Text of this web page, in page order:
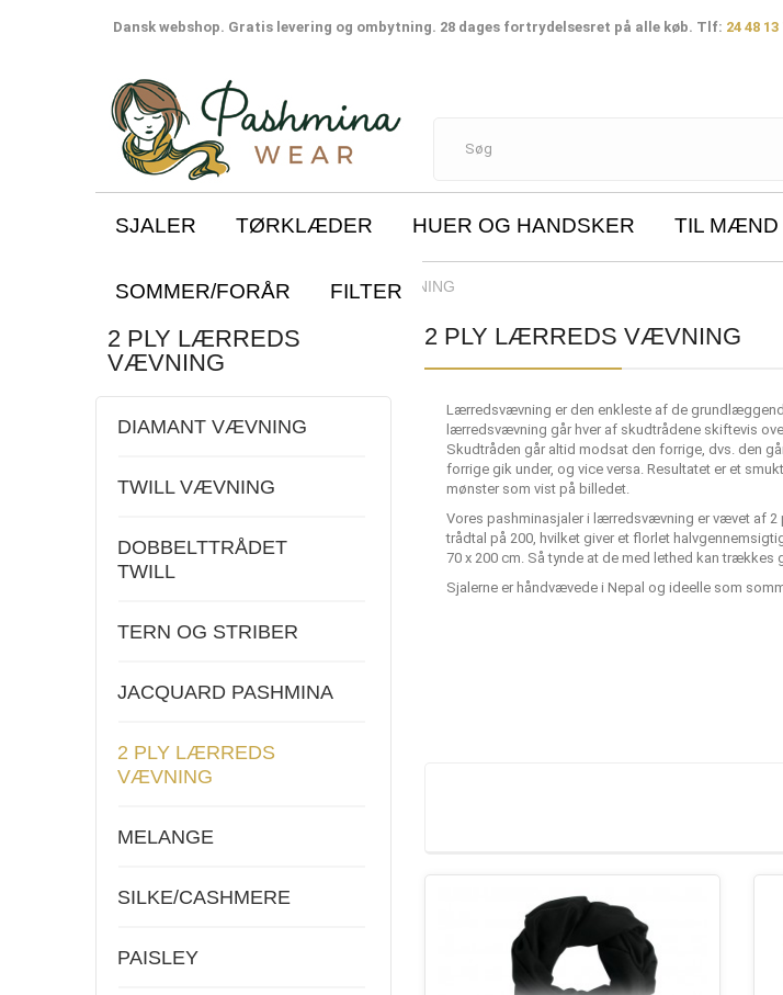
Dansk webshop. Gratis levering og ombytning. 28 dages fortrydelsesret på alle køb. Tlf: 24 48 13
SJALER TØRKLÆDER HUER OG HANDSKER TIL MÆND
SOMMER/FORÅR FILTER
SJALER 2 PLY LÆRREDS VÆVNING
2 PLY LÆRREDS
VÆVNING
DIAMANT VÆVNING
TWILL VÆVNING
DOBBELTTRÅDET
TWILL
TERN OG STRIBER
JACQUARD PASHMINA
2 PLY LÆRREDS
VÆVNING
MELANGE
SILKE/CASHMERE
PAISLEY
2 PLY LÆRREDS VÆVNING
Lærredsvævning er den enkleste af de
lærredsvævning går hver af skudtrådene skiftevis
Skudtråden går altid modsat den forrige, dvs. den
forrige gik under, og vice versa. Resultatet er et
mønster som vist på billedet.
Vores pashminasjaler i lærredsvævning er vævet af 2
trådtal på 200, hvilket giver et florlet
70 x 200 cm. Så tynde at de med lethed kan trækkes
Sjalerne er håndvævede i Nepal og ideelle som